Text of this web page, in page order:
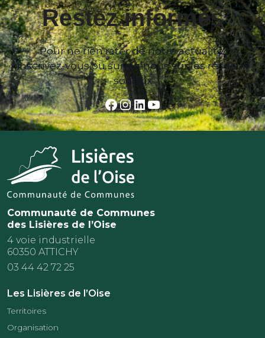
Restez informés
Pour ne rien rater de notre actualité,
inscrivez-vous ou suivez-nous sur les réseaux
sociaux
Facebook
Instagram
LinkedIn
YouTube
Communauté de Communes
des Lisières de l’Oise
4 voie industrielle
60350 ATTICHY
03 44 42 72 25
Les Lisières de l’Oise
Territoires
Organisation